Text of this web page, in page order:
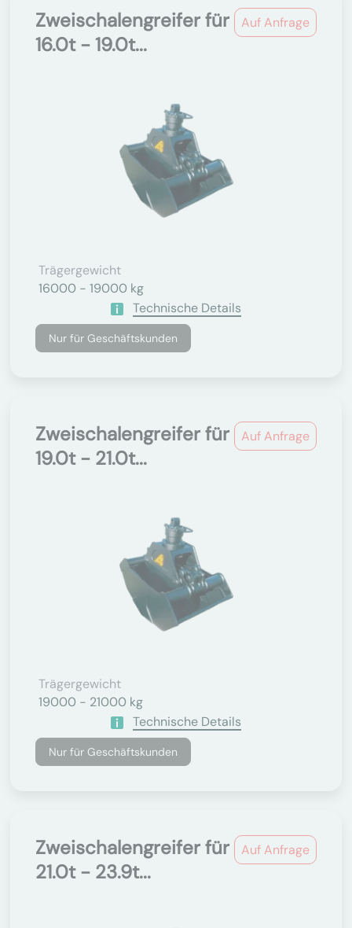
Auf Anfrage
Zweischalengreifer für
16.0t - 19.0t...
Trägergewicht
16000 - 19000 kg
Technische Details
Nur für Geschäftskunden
Auf Anfrage
Zweischalengreifer für
19.0t - 21.0t...
Trägergewicht
19000 - 21000 kg
Technische Details
Nur für Geschäftskunden
Auf Anfrage
Zweischalengreifer für
21.0t - 23.9t...